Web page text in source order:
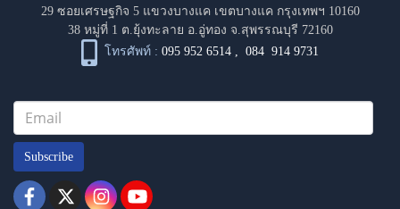
29 ซอยเศรษฐกิจ 5 แขวงบางแค เขตบางแค กรุงเทพฯ 10160
38 หมู่ที่ 1 ต.ยุ้งทะลาย อ.อู่ทอง จ.สุพรรณบุรี 72160
โทรศัพท์ : 095 952 6514 ,084 914 9731
Subscribe